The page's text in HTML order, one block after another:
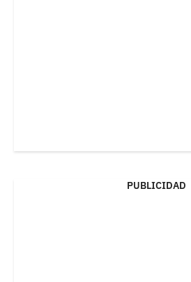
PUBLICIDAD